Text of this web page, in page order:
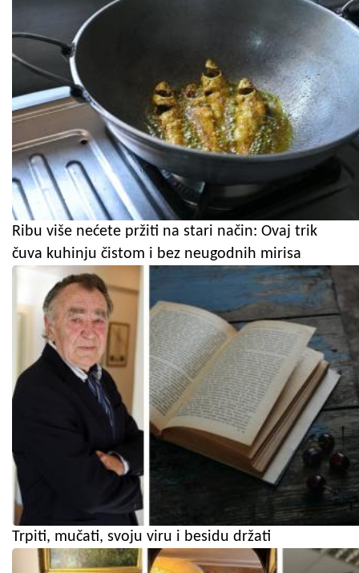
Ribu više nećete pržiti na stari način: Ovaj trik
čuva kuhinju čistom i bez neugodnih mirisa
Trpiti, mučati, svoju viru i besidu držati